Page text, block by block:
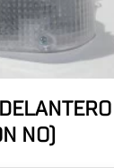
NO)